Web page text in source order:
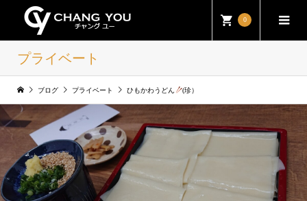
0
プライベート
ブログ プライベート ひもかわうどん (珍）